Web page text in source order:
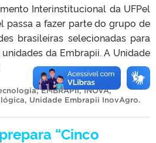
Interinstitucional da UFPel
passa a fazer parte do grupo de
brasileiras selecionadas para
da Embrapii. A Unidade
,EMBRAPII,INOVA,
, Unidade Embrapii InovAgro.
“Cinco